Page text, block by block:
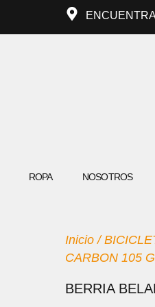
ROPA NOSOTROS
Inicio /
CARBON 105
BERRIA